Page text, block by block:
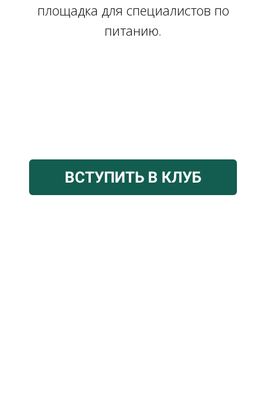
площадка для специалистов по
питанию.
ВСТУПИТЬ В КЛУБ